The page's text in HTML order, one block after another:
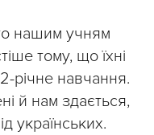
нашим учням
тому, що їхні
річне навчання.
й нам здається,
українських.